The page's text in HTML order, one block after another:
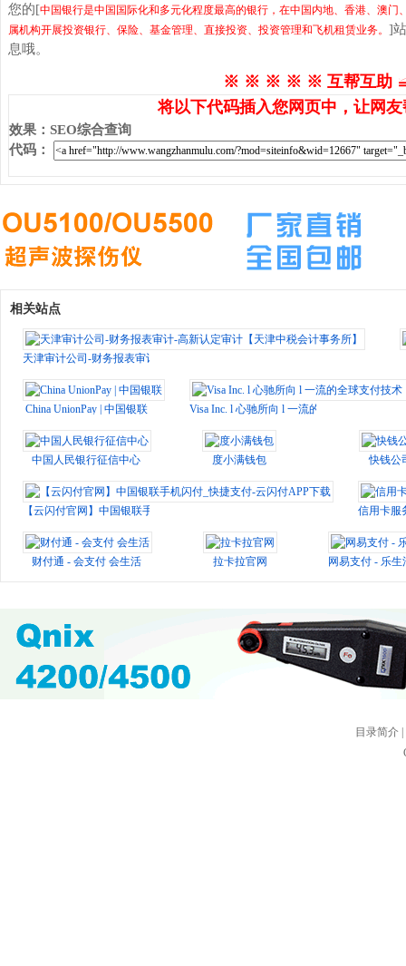
您的[中国银行是中国国际化和多元化程度最高的银行，在中国内地、香港、澳
属机构开展投资银行、保险、基金管理、直接投资、投资管理和飞机租赁业务。 ]
息哦。
※ ※ ※ ※ ※ 互帮互助
将以下代码插入您网页中，让网
效果 ： SEO综合查询
代码 ：
相关站点
天津审计公司-财务报表审计-高新认定审计【天津中税会计事务所】
China UnionPay | 中国银联 Visa Inc. l 心驰所向 l 一流的全球支付技术，
中国人民银行征信中心 度小满钱包 快钱公
【云闪付官网】中国银联手机闪付_快捷支付-云闪付APP下载 信用卡服
财付通 - 会支付 会生活 拉卡拉官网 网易支付 - 乐
目录简介